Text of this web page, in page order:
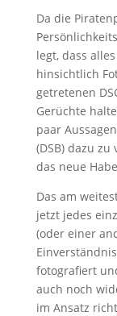
Da die
legt, dass
hinsichtlich
getretenen
Gerüchte
paar
(DSB) dazu
das neue
Das am
jetzt jedes
(oder einer
fotografiert
auch noch
im Ansatz